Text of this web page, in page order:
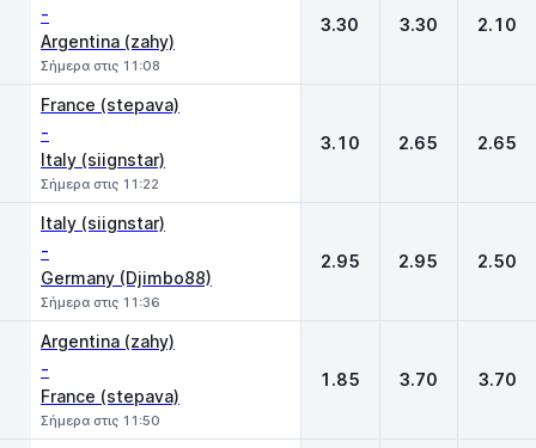
-
Argentina (zahy)
Σήμερα στις 11:08
3.30 3.30 2.10
France (stepava)
-
Italy (siignstar)
Σήμερα στις 11:22
3.10 2.65 2.65
Italy (siignstar)
-
Germany (Djimbo88)
Σήμερα στις 11:36
2.95 2.95 2.50
Argentina (zahy)
-
France (stepava)
Σήμερα στις 11:50
1.85 3.70 3.70